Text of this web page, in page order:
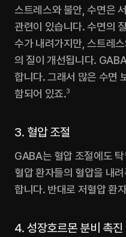
스트레스와 불안, 수면은
관련이 있습니다. 수면의
수가 내려가지만, 스트레
의 질이 개선됩니다.
합니다. 그래서 많은 수면
함되어 있죠.3
3. 혈압 조절
GABA는 혈압 조절에도
혈압 환자들의 혈압을 내
합니다. 반대로 저혈압 환
4. 성장호르몬 분비 촉진